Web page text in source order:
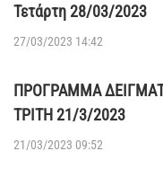
Τετάρτη 28/03/2023
27/03/2023 14:42
ΠΡΟΓΡΑΜΜΑ
ΤΡΙΤΗ 21/3/2023
21/03/2023 09:52